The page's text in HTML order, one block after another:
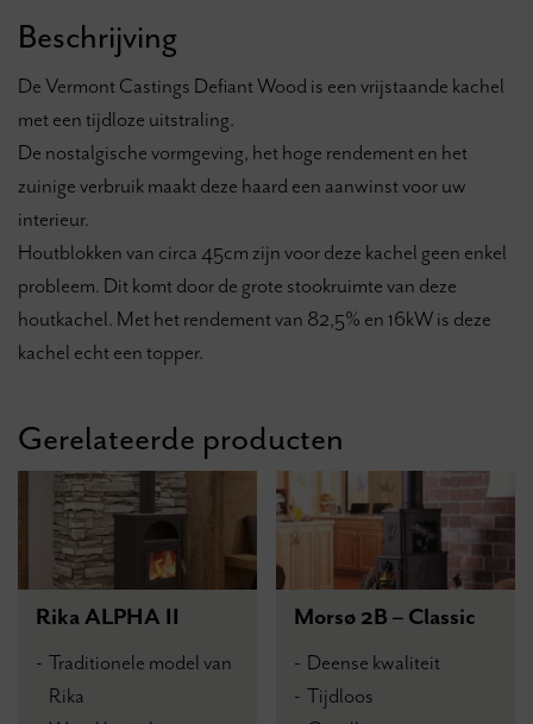
Beschrijving
De Vermont Castings Defiant Wood is een vrijstaande kachel
met een tijdloze uitstraling.
De nostalgische vormgeving, het hoge rendement en het
zuinige verbruik maakt deze haard een aanwinst voor uw
interieur.
Houtblokken van circa 45cm zijn voor deze kachel geen enkel
probleem. Dit komt door de grote stookruimte van deze
houtkachel. Met het rendement van 82,5% en 16kW is deze
kachel echt een topper.
Gerelateerde producten
Rika ALPHA II
Traditionele model van
Rika
Morsø 2B – Classic
Deense kwaliteit
Tijdloos